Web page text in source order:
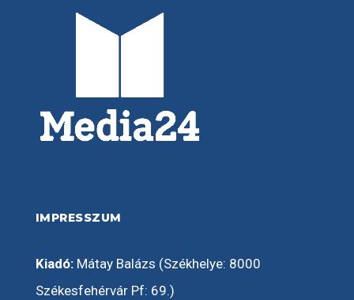
IMPRESSZUM
Kiadó:Mátay Balázs (Székhelye: 8000
Székesfehérvár Pf: 69.)